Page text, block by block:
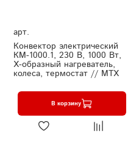
арт.
Конвектор электрический
КМ-1000.1, 230 В, 1000 Вт,
X-образный нагреватель,
колеса, термостат // MTX
В корзину